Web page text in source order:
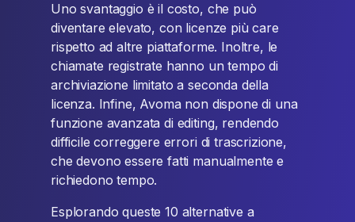
Uno svantaggio è il costo, che può
diventare elevato, con licenze più care
rispetto ad altre piattaforme. Inoltre, le
chiamate registrate hanno un tempo di
archiviazione limitato a seconda della
licenza. Infine, Avoma non dispone di una
funzione avanzata di editing, rendendo
difficile correggere errori di trascrizione,
che devono essere fatti manualmente e
richiedono tempo.
Esplorando queste 10 alternative a